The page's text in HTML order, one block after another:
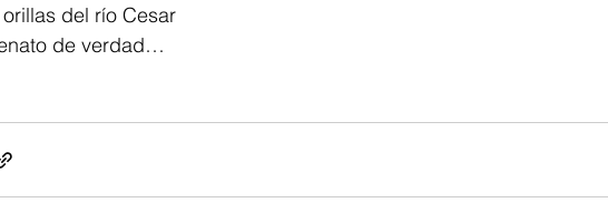
del río Cesar
de verdad…